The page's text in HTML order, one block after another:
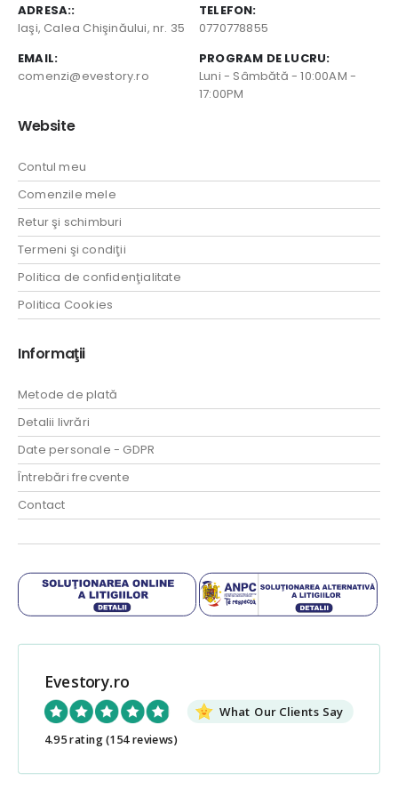
ADRESA::
Iaşi, Calea Chişinăului, nr. 35
TELEFON:
0770778855
EMAIL:
comenzi@evestory.ro
PROGRAM DE LUCRU:
Luni - Sâmbătă - 10:00AM -
17:00PM
Website
Contul meu
Comenzile mele
Retur şi schimburi
Termeni şi condiţii
Politica de confidenţialitate
Politica Cookies
Informaţii
Metode de plată
Detalii livrări
Date personale - GDPR
Întrebări frecvente
Contact
Evestory.ro
What Our Clients Say
4.95 rating(154 reviews)